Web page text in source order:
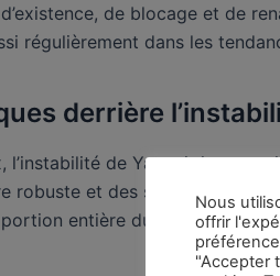
de blocage et de
régulièrement dans les
derrière
l’instabilité de Yanovi tient
robuste et des serveurs
portion entière du catalogue
Nous
offrir
"Accepter